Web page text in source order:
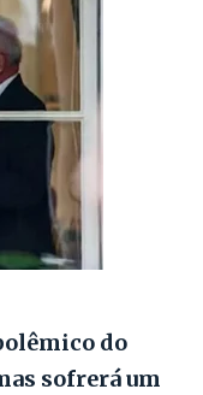
do
sofrerá um